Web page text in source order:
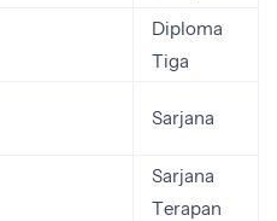
Diploma
Tiga
Sarjana
Sarjana
Terapan